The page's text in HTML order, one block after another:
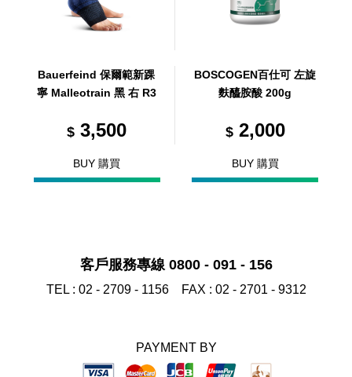
Bauerfeind 保爾範新踝
寧 Malleotrain 黑 右 R3
$3,500
BUY 購買
BOSCOGEN百仕可 左旋
麩醯胺酸 200g
$2,000
BUY 購買